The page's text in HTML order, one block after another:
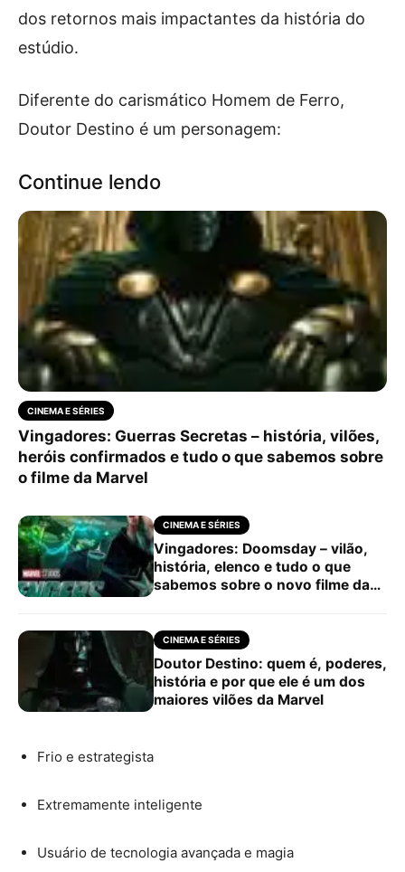
dos retornos mais impactantes da história do
estúdio.
Diferente do carismático Homem de Ferro,
Doutor Destino é um personagem:
Continue lendo
CINEMA E SÉRIES
Vingadores: Guerras Secretas – história, vilões,
heróis confirmados e tudo o que sabemos sobre
o filme da Marvel
CINEMA E SÉRIES
Vingadores: Doomsday – vilão,
história, elenco e tudo o que
sabemos sobre o novo filme da
CINEMA E SÉRIES
Doutor Destino: quem é, poderes,
história e por que ele é um dos
maiores vilões da Marvel
Frio e estrategista
Extremamente inteligente
Usuário de tecnologia avançada e magia